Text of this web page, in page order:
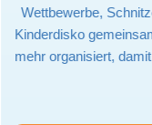
Wettbewerbe,
Kinderdisko
mehr organisiert,